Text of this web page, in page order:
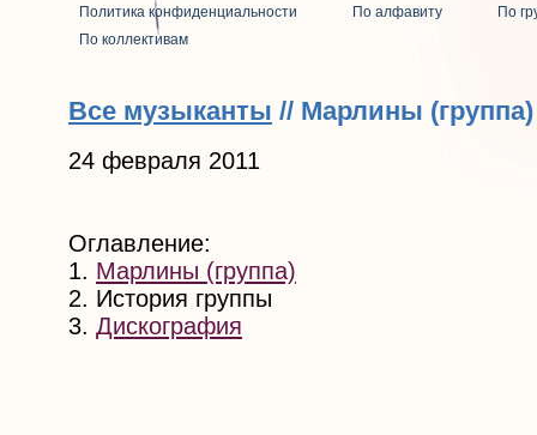
Политика конфиденциальности По алфавиту
По
По коллективам
Все музыканты // Марлины
24 февраля 2011
Оглавление:
1. Марлины (группа)
2. История группы
3. Дискография